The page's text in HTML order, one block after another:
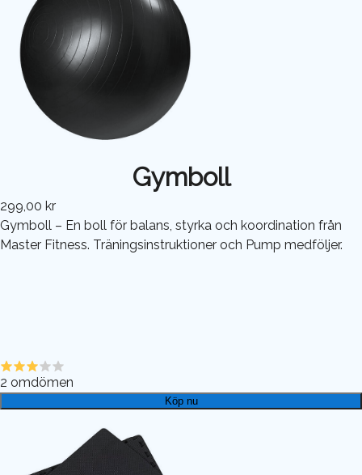
Gymboll
299,00 kr
Gymboll – En boll för balans, styrka och koordination från
Master Fitness. Träningsinstruktioner och Pump medföljer.
2 omdömen
Köp nu